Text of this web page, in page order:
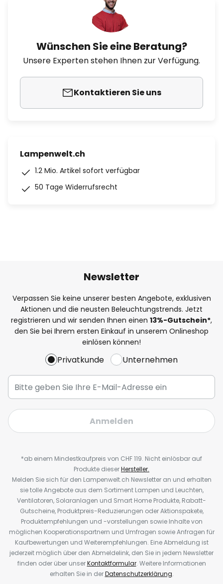
Wünschen Sie eine Beratung?
Unsere Experten stehen Ihnen zur Verfügung.
Kontaktieren Sie uns
Lampenwelt.ch
1.2 Mio. Artikel sofort verfügbar
50 Tage Widerrufsrecht
Newsletter
Verpassen Sie keine unserer besten Angebote, exklusiven
Aktionen und die neusten Beleuchtungstrends. Jetzt
registrieren und wir senden Ihnen einen 13%-Gutschein*,
den Sie bei Ihrem ersten Einkauf in unserem Onlineshop
einlösen können!
Privatkunde Unternehmen
Anmelden
*ab einem Mindestkaufpreis von CHF 119. Nicht einlösbar auf
Produkte dieserHersteller.
Melden Sie sich für den Lampenwelt.ch Newsletter an und erhalten
sie tolle Angebote aus dem Sortiment Lampen und Leuchten,
Ventilatoren, Solaranlagen und Smart Home Produkte, Rabatt-
Gutscheine, Produktpreis-Reduzierungen oder Aktionspakete,
Produktempfehlungen und -vorstellungen sowie Inhalte von
möglichen Kooperationspartnern und Umfragen sowie Anfragen für
Kaufbewertungen und Weiterempfehlungen. Eine Abmeldung ist
jederzeit möglich über den Abmeldelink, den Sie in jedem Newsletter
finden oder über unserKontaktformular. Weitere Informationen
erhalten Sie in derDatenschutzerklärung.